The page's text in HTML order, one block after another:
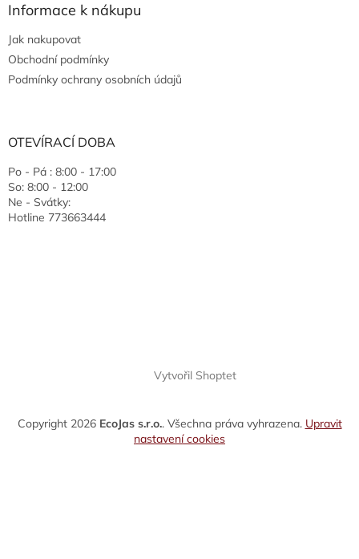
Informace k nákupu
Jak nakupovat
Obchodní podmínky
Podmínky ochrany osobních údajů
OTEVÍRACÍ DOBA
Po - Pá : 8:00 - 17:00
So: 8:00 - 12:00
Ne - Svátky:
Hotline 773663444
Vytvořil Shoptet
Copyright 2026 EcoJas s.r.o.. Všechna práva vyhrazena. Upravit
nastavení cookies